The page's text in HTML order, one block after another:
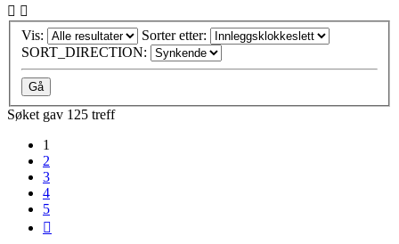
Vis:
Sorter etter:
SORT_DIRECTION:
Søket gav 125 treff
1
2
3
4
5